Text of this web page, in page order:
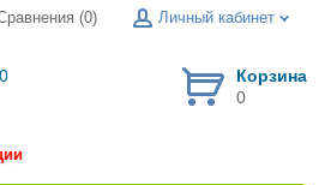
(0) Личный кабинет
Корзина
0